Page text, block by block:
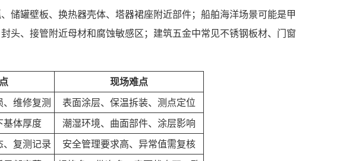
储罐壁板、换热器壳体、塔器裙座附近部件；船舶海洋场景可能是甲
头、接管附近母材和腐蚀敏感区；建筑五金中常见不锈钢板材、门窗
现场难点
维修复测
表面涂层、保温拆装、测点定位
基体厚度
潮湿环境、曲面部件、涂层影响
、复测记录
安全管理要求高、异常值需复核